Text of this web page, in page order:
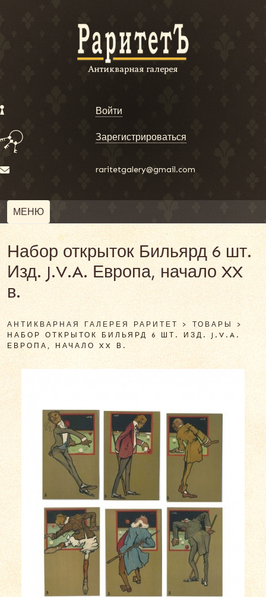
Войти
Зарегистрироваться
raritetgalery@gmail.com
МЕНЮ
Набор открыток Бильярд 6 шт.
Изд. J.V.A. Европа, начало XX
в.
АНТИКВАРНАЯ ГАЛЕРЕЯ РАРИТЕТ >ТОВАРЫ >
НАБОР ОТКРЫТОК БИЛЬЯРД 6 ШТ. ИЗД. J.V.A.
ЕВРОПА, НАЧАЛО XX В.